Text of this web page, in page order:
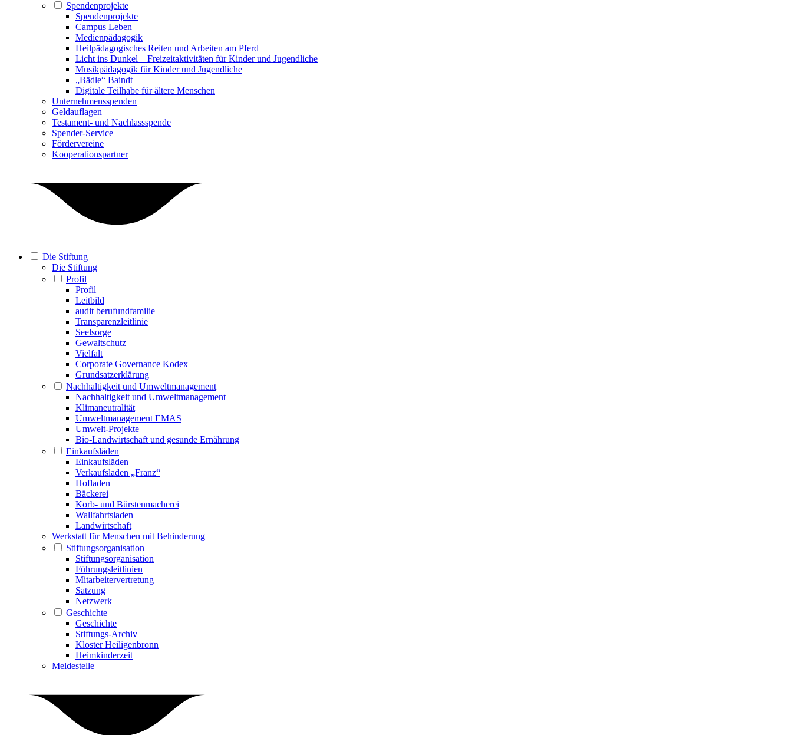
Spendenprojekte
Spendenprojekte
Campus Leben
Medienpädagogik
Heilpädagogisches Reiten und Arbeiten am Pferd
Licht ins Dunkel – Freizeitaktivitäten für Kinder und Jugendliche
Musikpädagogik für Kinder und Jugendliche
„Bädle“ Baindt
Digitale Teilhabe für ältere Menschen
Unternehmensspenden
Geldauflagen
Testament- und Nachlassspende
Spender-Service
Fördervereine
Kooperationspartner
Die Stiftung
Die Stiftung
Profil
Profil
Leitbild
audit berufundfamilie
Transparenzleitlinie
Seelsorge
Gewaltschutz
Vielfalt
Corporate Governance Kodex
Grundsatzerklärung
Nachhaltigkeit und Umweltmanagement
Nachhaltigkeit und Umweltmanagement
Klimaneutralität
Umweltmanagement EMAS
Umwelt-Projekte
Bio-Landwirtschaft und gesunde Ernährung
Einkaufsläden
Einkaufsläden
Verkaufsladen „Franz“
Hofladen
Bäckerei
Korb- und Bürstenmacherei
Wallfahrtsladen
Landwirtschaft
Werkstatt für Menschen mit Behinderung
Stiftungsorganisation
Stiftungsorganisation
Führungsleitlinien
Mitarbeitervertretung
Satzung
Netzwerk
Geschichte
Geschichte
Stiftungs-Archiv
Kloster Heiligenbronn
Heimkinderzeit
Meldestelle